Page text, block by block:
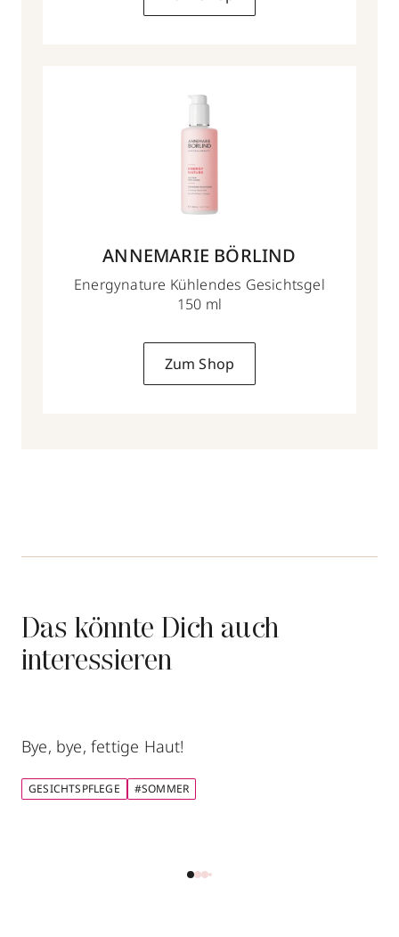
ANNEMARIE BÖRLIND
Energynature Kühlendes Gesichtsgel
150 ml
Zum Shop
Das könnte Dich auch
interessieren
Bye, bye, fettige Haut!
GESICHTSPFLEGE #SOMMER